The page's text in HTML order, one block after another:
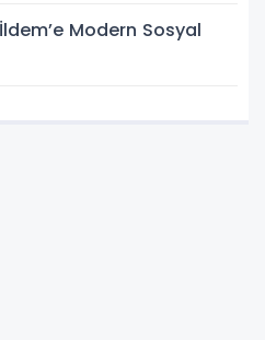
Modern Sosyal